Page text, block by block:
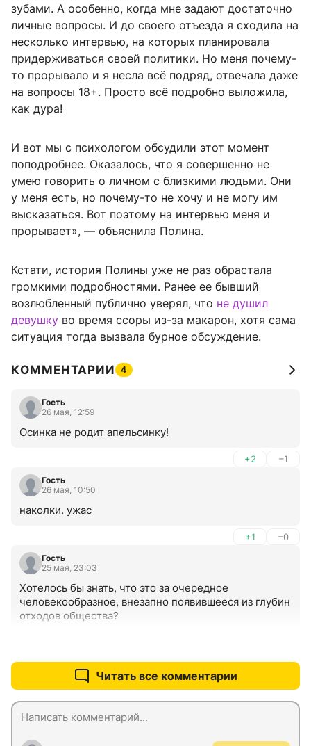
зубами. А особенно, когда мне задают достаточно
личные вопросы. И до своего отъезда я сходила на
несколько интервью, на которых планировала
придерживаться своей политики. Но меня почему-
то прорывало и я несла всё подряд, отвечала даже
на вопросы 18+. Просто всё подробно выложила,
как дура!
И вот мы с психологом обсудили этот момент
поподробнее. Оказалось, что я совершенно не
умею говорить о личном с близкими людьми. Они
у меня есть, но почему-то не хочу и не могу им
высказаться. Вот поэтому на интервью меня и
прорывает», — объяснила Полина.
Кстати, история Полины уже не раз обрастала
громкими подробностями. Ранее ее бывший
возлюбленный публично уверял, что не душил
девушку во время ссоры из-за макарон, хотя сама
ситуация тогда вызвала бурное обсуждение.
КОММЕНТАРИИ 4
Гость
26 мая, 12:59
Осинка не родит апельсинку!
+2 –1
Гость
26 мая, 10:50
наколки. ужас
+1 –0
Гость
25 мая, 23:03
Хотелось бы знать, что это за очередное
человекообразное, внезапно появившееся из глубин
отходов общества?
Читать все комментарии